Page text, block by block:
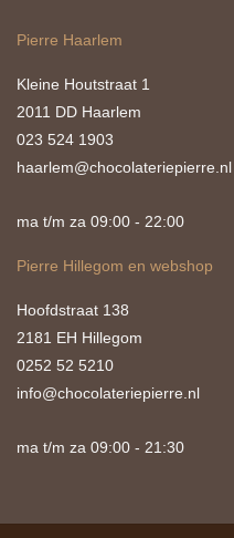
Pierre Haarlem
Kleine Houtstraat 1
2011 DD Haarlem
023 524 1903
haarlem@chocolateriepierre.nl
ma t/m za 09:00 - 22:00
Pierre Hillegom en webshop
Hoofdstraat 138
2181 EH Hillegom
0252 52 5210
info@chocolateriepierre.nl
ma t/m za 09:00 - 21:30